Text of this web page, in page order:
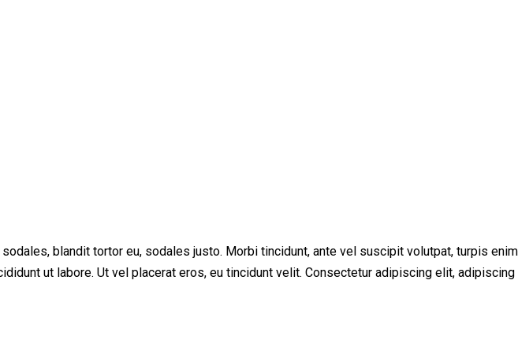
blandit tortor eu, sodales justo. Morbi tincidunt, ante vel suscipit volutpat, turpis enim
ut labore. Ut vel placerat eros, eu tincidunt velit. Consectetur adipiscing elit, adipiscing